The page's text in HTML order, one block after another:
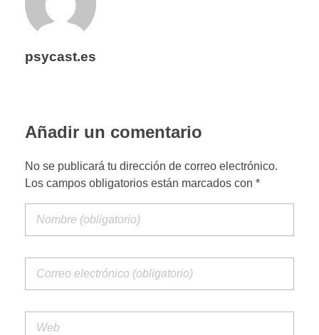
psycast.es
Añadir un comentario
No se publicará tu dirección de correo electrónico.
Los campos obligatorios están marcados con *